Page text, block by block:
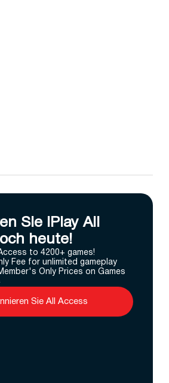
Sie IPlay All
heute!
to 4200+ games!
Fee for unlimited gameplay
Only Prices on Games
Sie All Access